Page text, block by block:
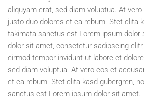
aliquyam erat, sed diam voluptua. At
justo duo dolores et ea rebum. Stet clita
takimata sanctus est Lorem ipsum dolor
dolor sit amet, consetetur sadipscing
eirmod tempor invidunt ut labore et
sed diam voluptua. At vero eos et
et ea rebum. Stet clita kasd gubergren,
sanctus est Lorem ipsum dolor sit amet.